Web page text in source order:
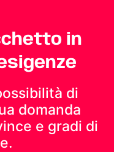
in
di
domanda
e gradi di